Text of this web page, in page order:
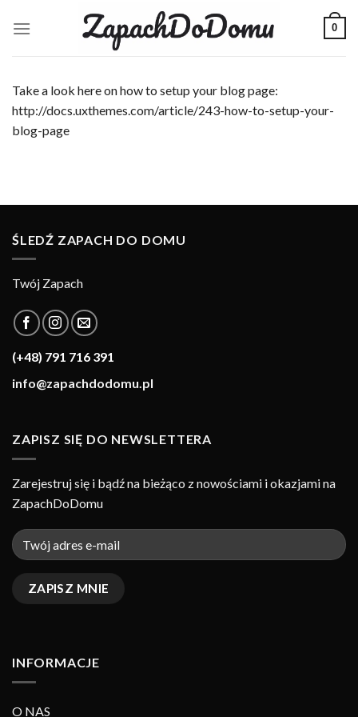
0
Take a look here on how to setup your blog page:
http://docs.uxthemes.com/article/243-how-to-setup-your-
blog-page
ŚLEDŹ ZAPACH DO DOMU
Twój Zapach
(+48) 791 716 391
info@zapachdodomu.pl
ZAPISZ SIĘ DO NEWSLETTERA
Zarejestruj się i bądź na bieżąco z nowościami i okazjami na
ZapachDoDomu
INFORMACJE
O NAS